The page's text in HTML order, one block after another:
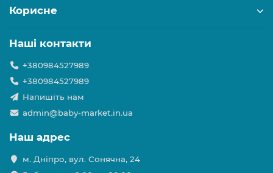
Корисне
Наші контакти
+380984527989
+380984527989
Напишіть нам
admin@baby-market.in.ua
Наш адрес
м. Дніпро, вул. Сонячна, 24